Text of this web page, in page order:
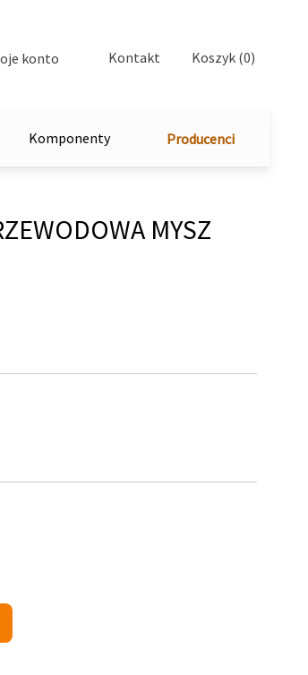
konto Kontakt Koszyk (0)
Komponenty Producenci
MYSZ